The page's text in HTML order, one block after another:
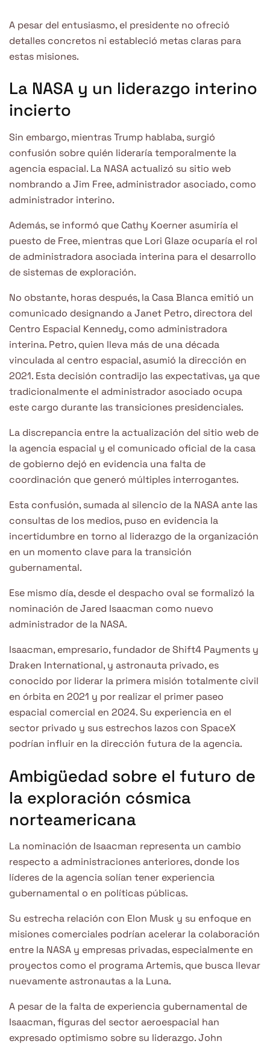
A pesar del entusiasmo, el presidente no ofreció
detalles concretos ni estableció metas claras para
estas misiones.
La NASA y un liderazgo interino
incierto
Sin embargo, mientras Trump hablaba, surgió
confusión sobre quién lideraría temporalmente la
agencia espacial. La NASA actualizó su sitio web
nombrando a Jim Free, administrador asociado, como
administrador interino.
Además, se informó que Cathy Koerner asumiría el
puesto de Free, mientras que Lori Glaze ocuparía el rol
de administradora asociada interina para el desarrollo
de sistemas de exploración.
No obstante, horas después, la Casa Blanca emitió un
comunicado designando a Janet Petro, directora del
Centro Espacial Kennedy, como administradora
interina. Petro, quien lleva más de una década
vinculada al centro espacial, asumió la dirección en
2021. Esta decisión contradijo las expectativas, ya que
tradicionalmente el administrador asociado ocupa
este cargo durante las transiciones presidenciales.
La discrepancia entre la actualización del sitio web de
la agencia espacial y el comunicado oficial de la casa
de gobierno dejó en evidencia una falta de
coordinación que generó múltiples interrogantes.
Esta confusión, sumada al silencio de la NASA ante las
consultas de los medios, puso en evidencia la
incertidumbre en torno al liderazgo de la organización
en un momento clave para la transición
gubernamental.
Ese mismo día, desde el despacho oval se formalizó la
nominación de Jared Isaacman como nuevo
administrador de la NASA.
Isaacman, empresario, fundador de Shift4 Payments y
Draken International, y astronauta privado, es
conocido por liderar la primera misión totalmente civil
en órbita en 2021 y por realizar el primer paseo
espacial comercial en 2024. Su experiencia en el
sector privado y sus estrechos lazos con SpaceX
podrían influir en la dirección futura de la agencia.
Ambigüedad sobre el futuro de
la exploración cósmica
norteamericana
La nominación de Isaacman representa un cambio
respecto a administraciones anteriores, donde los
líderes de la agencia solían tener experiencia
gubernamental o en políticas públicas.
Su estrecha relación con Elon Musk y su enfoque en
misiones comerciales podrían acelerar la colaboración
entre la NASA y empresas privadas, especialmente en
proyectos como el programa Artemis, que busca llevar
nuevamente astronautas a la Luna.
A pesar de la falta de experiencia gubernamental de
Isaacman, figuras del sector aeroespacial han
expresado optimismo sobre su liderazgo. John